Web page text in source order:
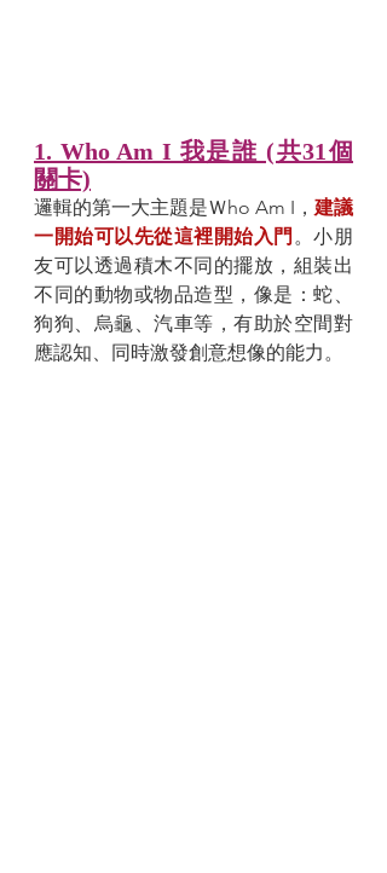
1. Who Am I 我是誰 (共31個
關卡)
邏輯的第一大主題是Ｗho Am I， 建議
一開始可以先從這裡開始入門 。小朋
友可以透過積木不同的擺放，組裝出
不同的動物或物品造型，像是：蛇、
狗狗、烏龜、汽車等，有助於空間對
應認知、同時激發創意想像的能力。